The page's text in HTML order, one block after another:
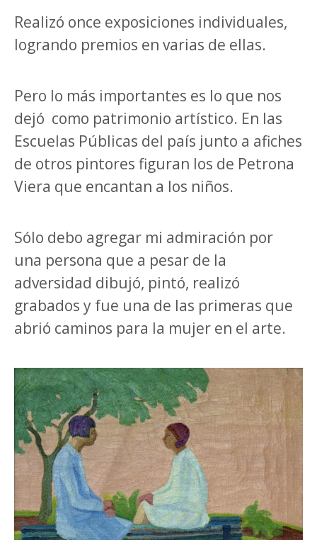
Realizó once exposiciones individuales,
logrando premios en varias de ellas.
Pero lo más importantes es lo que nos
dejó como patrimonio artístico. En las
Escuelas Públicas del país junto a afiches
de otros pintores figuran los de Petrona
Viera que encantan a los niños.
Sólo debo agregar mi admiración por
una persona que a pesar de la
adversidad dibujó, pintó, realizó
grabados y fue una de las primeras que
abrió caminos para la mujer en el arte.